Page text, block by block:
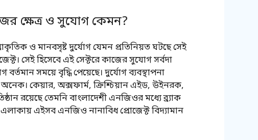
ক্ষেত্র ও সুযোগ কেমন?
ও মানবসৃষ্ট দুর্যোগ যেমন প্রতিনিয়ত ঘটছে সেই
সেই হিসেবে এই সেক্টরে কাজের সুযোগ সর্বদা
সময়ে বৃদ্ধি পেয়েছে। দুর্যোগ ব্যবস্থাপনা
কেয়ার, অক্সফার্ম, ক্রিশ্চিয়ান এইড, উইনরক,
রয়েছে তেমনি বাংলাদেশী এনজিওর মধ্যে ব্র্যাক
এইসব এনজিও নানাবিধ প্রোজেক্ট বিদ্যামান